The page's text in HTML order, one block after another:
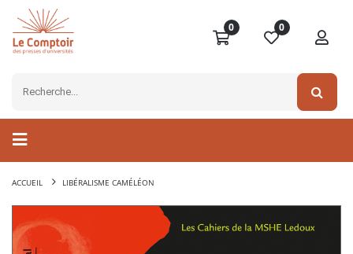
0 0
ACCUEIL LIBÉRALISME CAMÉLÉON